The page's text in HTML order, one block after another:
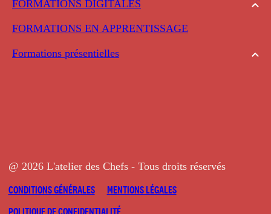
FORMATIONS DIGITALES
FORMATIONS EN APPRENTISSAGE
Formations présentielles
@ 2026 L'atelier des Chefs - Tous droits réservés
CONDITIONS GÉNÉRALES
MENTIONS LÉGALES
POLITIQUE DE CONFIDENTIALITÉ